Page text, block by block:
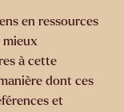
en ressources
mieux
à cette
dont ces
et